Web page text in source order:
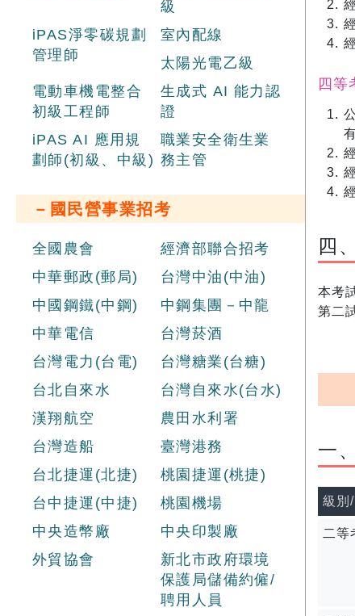
級
iPAS淨零碳規劃
管理師
室內配線
太陽光電乙級
電動車機電整合
初級工程師
生成式 AI 能力認
證
iPAS AI 應用規
劃師(初級、中級)
職業安全衛生業
務主管
－國民營事業招考
全國農會
經濟部聯合招考
中華郵政(郵局)
台灣中油(中油)
中國鋼鐵(中鋼)
中鋼集團－中龍
中華電信
台灣菸酒
台灣電力(台電)
台灣糖業(台糖)
台北自來水
台灣自來水(台水)
漢翔航空
農田水利署
台灣造船
臺灣港務
台北捷運(北捷)
桃園捷運(桃捷)
台中捷運(中捷)
桃園機場
中央造幣廠
中央印製廠
外貿協會
新北市政府環境
保護局儲備約僱/
聘用人員
四等
四
本考
第二
一
級別
二等